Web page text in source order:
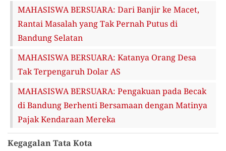
MAHASISWA BERSUARA: Dari Banjir ke Macet,
Rantai Masalah yang Tak Pernah Putus di
Bandung Selatan
MAHASISWA BERSUARA: Katanya Orang Desa
Tak Terpengaruh Dolar AS
MAHASISWA BERSUARA: Pengakuan pada Becak
di Bandung Berhenti Bersamaan dengan Matinya
Pajak Kendaraan Mereka
Kegagalan Tata Kota